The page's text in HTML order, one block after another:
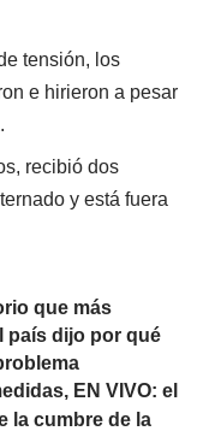
tensión, los
e hirieron a pesar
recibió dos
y está fuera
que más
país dijo por qué
EN VIVO: el
la cumbre de la